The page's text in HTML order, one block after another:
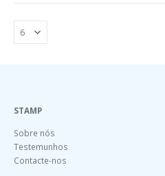
STAMP
Sobre nós
Testemunhos
Contacte-nos